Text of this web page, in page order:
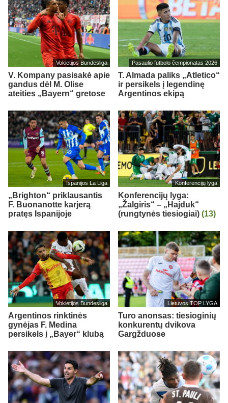
Vokietijos Bundesliga
V. Kompany pasisakė apie
gandus dėl M. Olise
ateities „Bayern“ gretose
Pasaulio futbolo čempionatas 2026
T. Almada paliks „Atletico“
ir persikels į legendinę
Argentinos ekipą
Ispanijos La Liga
„Brighton“ priklausantis
F. Buonanotte karjerą
pratęs Ispanijoje
Konferencijų lyga
Konferencijų lyga:
„Žalgiris“ – „Hajduk“
(rungtynės tiesiogiai) (13)
Vokietijos Bundesliga
Argentinos rinktinės
gynėjas F. Medina
persikels į „Bayer“ klubą
Lietuvos TOP LYGA
Turo anonsas: tiesioginių
konkurentų dvikova
Gargžduose